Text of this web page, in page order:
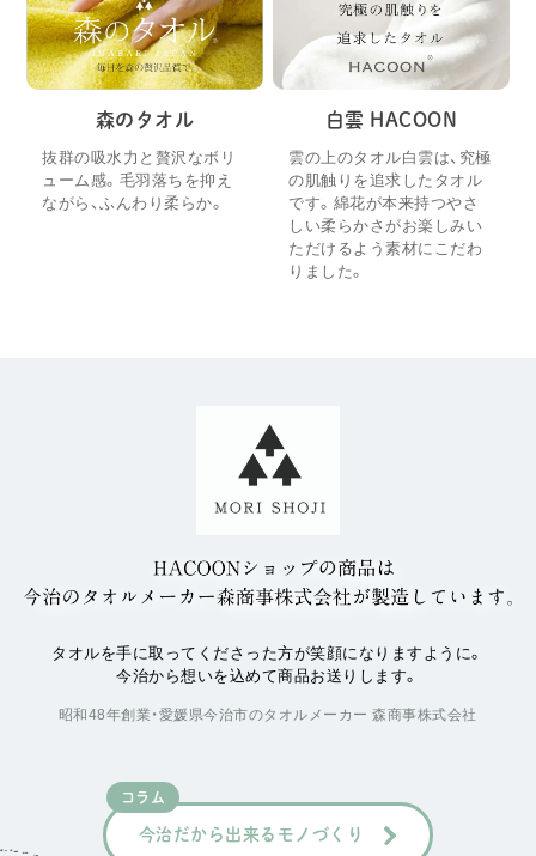
森のタオル
抜群の吸水力と贅沢なボリ
ューム感。毛羽落ちを抑え
ながら、ふんわり柔らか。
白雲 HACOON
雲の上のタオル白雲は、究極
の肌触りを追求したタオル
です。綿花が本来持つやさ
しい柔らかさがお楽しみい
ただけるよう素材にこだわ
りました。
タオルを手に取ってくださった方が笑顔になりますように。
今治から想いを込めて商品お送りします。
昭和48年創業・愛媛県今治市のタオルメーカー 森商事株式会社
コラム
今治だから出来るモノづくり